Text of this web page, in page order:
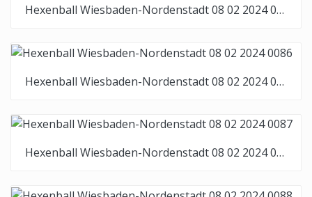
Hexenball Wiesbaden-Nordenstadt 08 02 2024 0085
Hexenball Wiesbaden-Nordenstadt 08 02 2024 0086
Hexenball Wiesbaden-Nordenstadt 08 02 2024 0087